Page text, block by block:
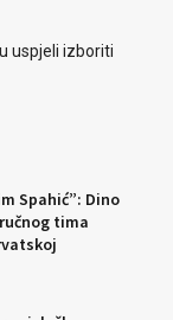
uspjeli izboriti
Spahić”: Dino
tima